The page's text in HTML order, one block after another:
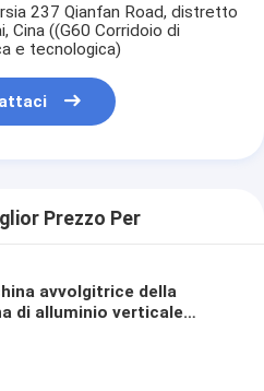
237 Qianfan Road, distretto
Cina ((G60 Corridoio di
e tecnologica)
Prezzo Per
avvolgitrice della
di alluminio verticale